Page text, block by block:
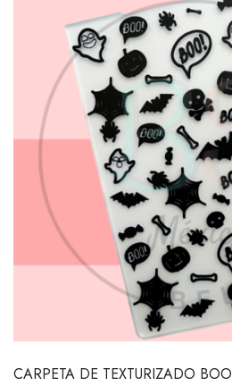
CARPETA DE TEXTURIZADO BOO